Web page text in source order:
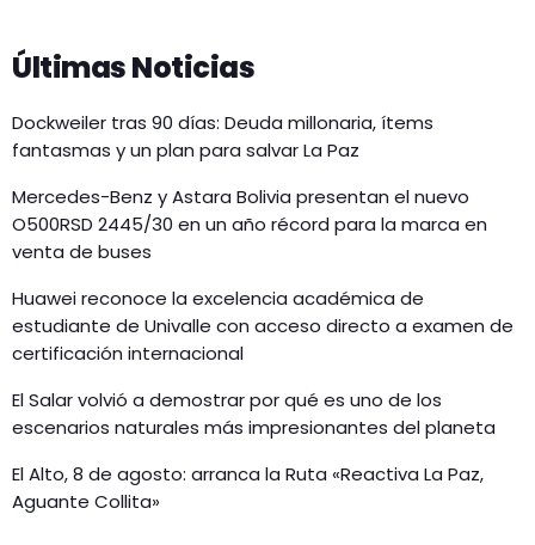
Últimas Noticias
Dockweiler tras 90 días: Deuda millonaria, ítems
fantasmas y un plan para salvar La Paz
Mercedes-Benz y Astara Bolivia presentan el nuevo
O500RSD 2445/30 en un año récord para la marca en
venta de buses
Huawei reconoce la excelencia académica de
estudiante de Univalle con acceso directo a examen de
certificación internacional
El Salar volvió a demostrar por qué es uno de los
escenarios naturales más impresionantes del planeta
El Alto, 8 de agosto: arranca la Ruta «Reactiva La Paz,
Aguante Collita»